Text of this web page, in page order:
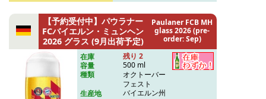
【予約受付中】パウラナー
FCバイエルン・ミュンヘン
2026 グラス (9月出荷予定)
Paulaner FCB MH
glass 2026 (pre-
order: Sep)
在庫
残り 2
容量
500 ml
種類
オクトーバー
フェスト
生産地
バイエルン州